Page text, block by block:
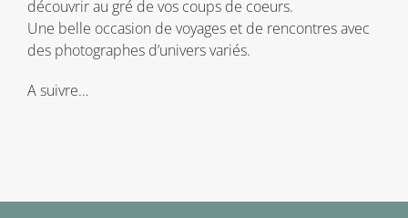
découvrir au gré de vos coups de coeurs.
Une belle occasion de voyages et de rencontres avec
des photographes d’univers variés.
A suivre…